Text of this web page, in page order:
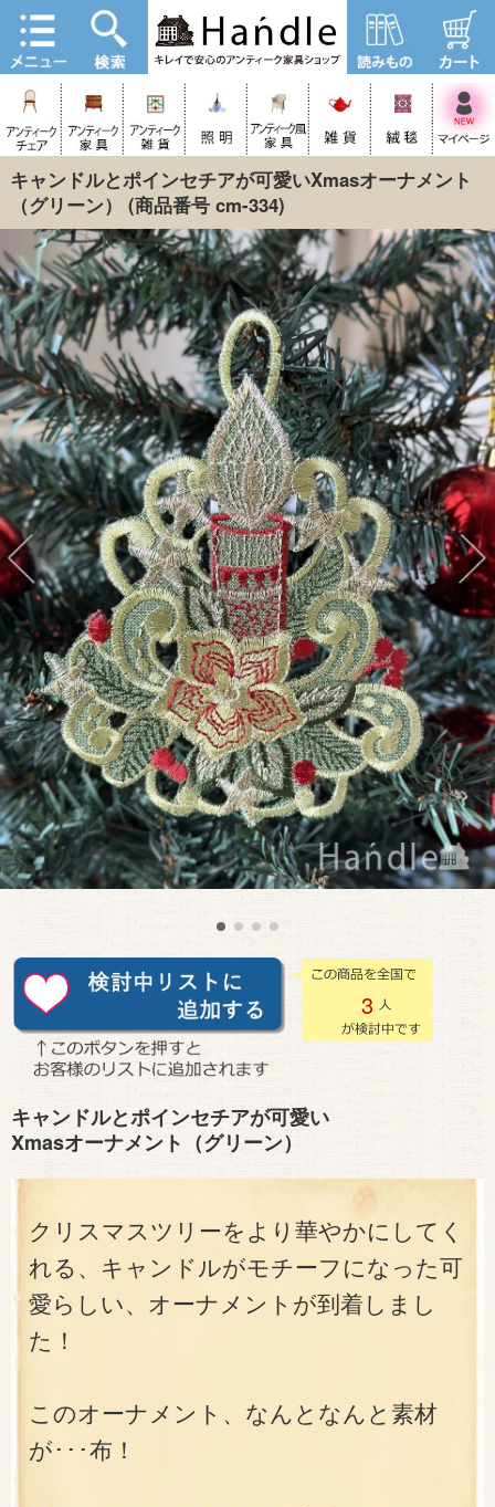
キャンドルとポインセチアが可愛いXmasオーナメント
（グリーン）
(商品番号 cm-334)
3
キャンドルとポインセチアが可愛い
Xmasオーナメント（グリーン）
クリスマスツリーをより華やかにしてく
れる、キャンドルがモチーフになった可
愛らしい、オーナメントが到着しまし
た！
このオーナメント、なんとなんと素材
が･･･布！